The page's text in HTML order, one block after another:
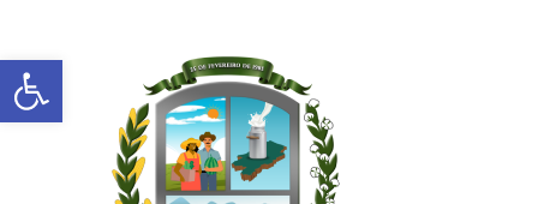
Abrir a barra de ferramentas